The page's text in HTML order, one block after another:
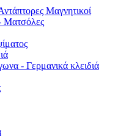
Μαγνητικοί
Ματσόλες
- Γερμανικά κλειδιά